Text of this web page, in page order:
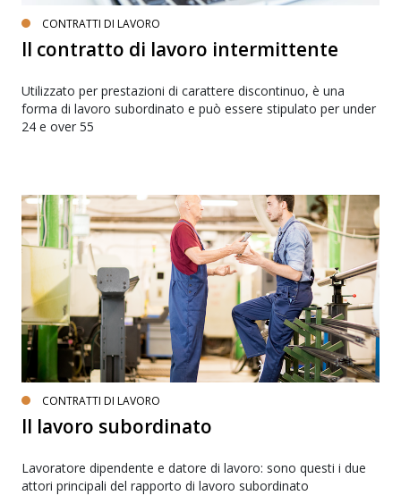
CONTRATTI DI LAVORO
Il contratto di lavoro intermittente
Utilizzato per prestazioni di carattere discontinuo, è una
forma di lavoro subordinato e può essere stipulato per under
24 e over 55
CONTRATTI DI LAVORO
Il lavoro subordinato
Lavoratore dipendente e datore di lavoro: sono questi i due
attori principali del rapporto di lavoro subordinato